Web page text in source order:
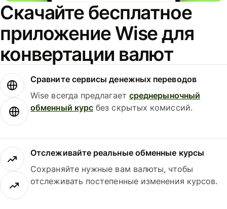
Скачайте бесплатное
приложение Wise для
конвертации валют
Сравните сервисы денежных переводов
Wise всегда предлагает среднерыночный
обменный курс без скрытых комиссий.
Отслеживайте реальные обменные курсы
Сохраняйте нужные вам валюты, чтобы
отслеживать постепенные изменения курсов.